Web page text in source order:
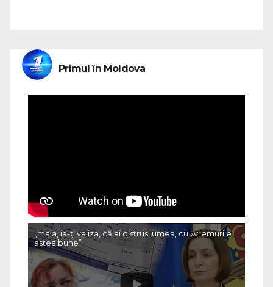
Primul în Moldova
„maia, ia-ți valiza, că ai distrus lumea, cu «vremurile
astea bune”